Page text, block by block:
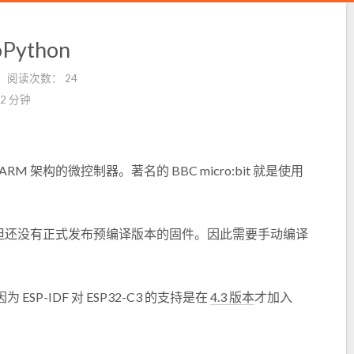
阅读次数：
24
2 分钟
架构的微控制器。著名的 BBC micro:bit 就是使用
没有正式发布预编译版本的固件。因此需要手动编译
ESP-IDF 对 ESP32-C3 的支持是在 4.3 版本才加入